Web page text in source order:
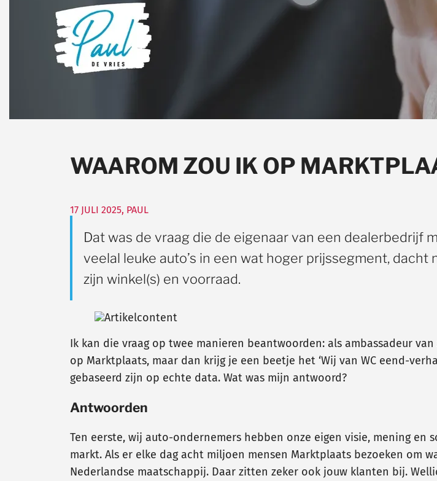
WAAROM ZOU IK OP
17 JULI 2025, PAUL
Dat was de vraag die de eigenaar van een dealerbedrijf
veelal leuke auto’s in een wat hoger prijssegment,
zijn winkel(s) en voorraad.
Ik kan die vraag op twee manieren beantwoorden: als ambassadeur
op Marktplaats, maar dan krijg je een beetje het ‘Wij van WC eend-
gebaseerd zijn op echte data. Wat was mijn antwoord?
Antwoorden
Ten eerste, wij auto-ondernemers hebben onze eigen visie, mening
markt. Als er elke dag acht miljoen mensen Marktplaats bezoeken om
Nederlandse maatschappij. Daar zitten zeker ook jouw klanten bij.